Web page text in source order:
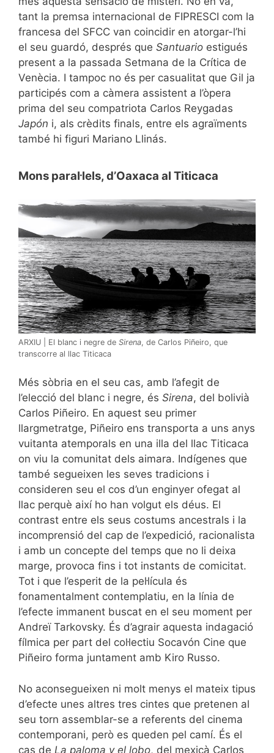
tant la premsa internacional de FIPRESCI com la
francesa del SFCC van coincidir en atorgar-l’hi
el seu guardó, després que Santuario estigués
present a la passada Setmana de la Crítica de
Venècia. I tampoc no és per casualitat que Gil ja
participés com a càmera assistent a l’òpera
prima del seu compatriota Carlos Reygadas
Japón i, als crèdits finals, entre els agraïments
també hi figuri Mariano Llinás.
Mons paral·lels, d’Oaxaca al Titicaca
ARXIU | El blanc i negre de Sirena, de Carlos Piñeiro, que
transcorre al llac Titicaca
Més sòbria en el seu cas, amb l’afegit de
l’elecció del blanc i negre, és Sirena, del bolivià
Carlos Piñeiro. En aquest seu primer
llargmetratge, Piñeiro ens transporta a uns anys
vuitanta atemporals en una illa del llac Titicaca
on viu la comunitat dels aimara. Indígenes que
també segueixen les seves tradicions i
consideren seu el cos d’un enginyer ofegat al
llac perquè així ho han volgut els déus. El
contrast entre els seus costums ancestrals i la
incomprensió del cap de l’expedició, racionalista
i amb un concepte del temps que no li deixa
marge, provoca fins i tot instants de comicitat.
Tot i que l’esperit de la pel·lícula és
fonamentalment contemplatiu, en la línia de
l’efecte immanent buscat en el seu moment per
Andreï Tarkovsky. És d’agrair aquesta indagació
fílmica per part del col·lectiu Socavón Cine que
Piñeiro forma juntament amb Kiro Russo.
No aconsegueixen ni molt menys el mateix tipus
d’efecte unes altres tres cintes que pretenen al
seu torn assemblar-se a referents del cinema
contemporani, però es queden pel camí. És el
cas de La paloma y el lobo, del mexicà Carlos